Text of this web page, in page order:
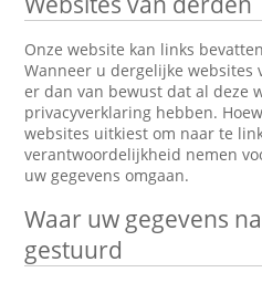
Onze website kan links
Wanneer u dergelijke websites
er dan van bewust dat al deze
privacyverklaring hebben.
websites uitkiest om naar te
verantwoordelijkheid nemen
uw gegevens omgaan.
Waar uw gegevens
gestuurd